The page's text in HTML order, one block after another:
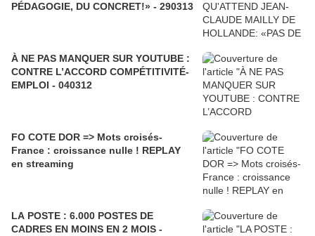
PÉDAGOGIE, DU CONCRET!» - 290313
À NE PAS MANQUER SUR YOUTUBE :
CONTRE L’ACCORD COMPÉTITIVITÉ-
EMPLOI - 040312
FO COTE DOR => Mots croisés-
France : croissance nulle ! REPLAY
en streaming
LA POSTE : 6.000 POSTES DE
CADRES EN MOINS EN 2 MOIS -